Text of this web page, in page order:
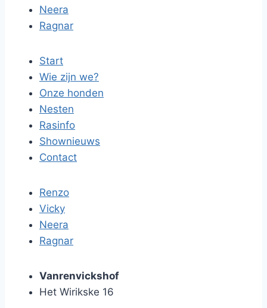
Neera
Ragnar
Start
Wie zijn we?
Onze honden
Nesten
Rasinfo
Shownieuws
Contact
Renzo
Vicky
Neera
Ragnar
Vanrenvickshof
Het Wirikske 16